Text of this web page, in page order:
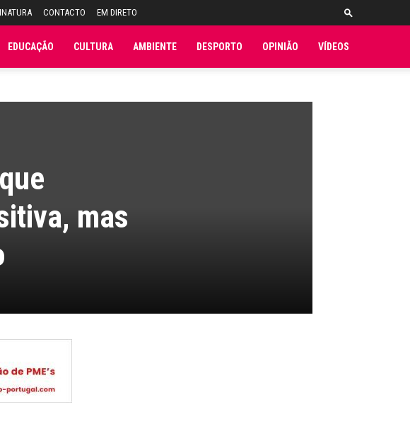
CONTACTO EM DIRETO
EDUCAÇÃO CULTURA AMBIENTE DESPORTO OPINIÃO VÍDEOS
mas